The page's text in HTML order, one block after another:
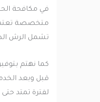
في مكافحة
متخصصة تعتمد
تشمل الرش الدوري
كما نهتم بتوفير
قبل وبعد الخدمة،